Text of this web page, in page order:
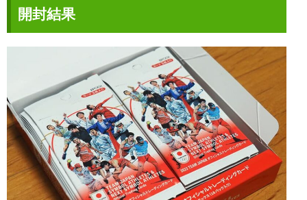
開封結果